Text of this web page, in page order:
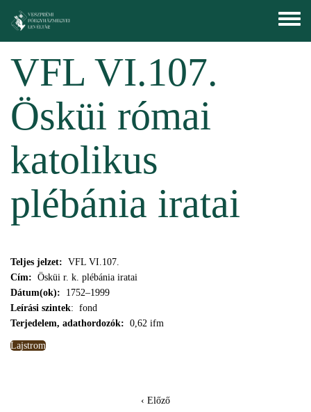
Toggle
menu
VFL VI.107.
Ösküi római
katolikus
plébánia iratai
Teljes jelzet: VFL VI.107.
Cím: Ösküi r. k. plébánia iratai
Dátum(ok): 1752–1999
Leírási szintek: fond
Terjedelem, adathordozók: 0,62 ifm
Lajstrom
‹ Előző